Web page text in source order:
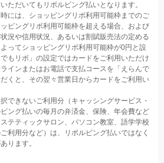
ただいてもリボルビング払いとなります。
時には、ショッピングリボ利用可能枠までのご
ピングリボ利用可能枠を超える場合、および
況や信用状況、あるいは割賦販売法の定める
ってショッピングリボ利用可能枠が0円と設
もリボ」の設定ではカードをご利用いただけ
インまたはお電話で支払コースを「えらんで
くと、その翌々営業日からカードをご利用い
できないご利用分（キャッシングサービス・
ング払いの毎月の弁済金、保険、年会費など
テティックサロン、パソコン教室、語学学校
利用分など）は、リボルビング払いではなく
ります。